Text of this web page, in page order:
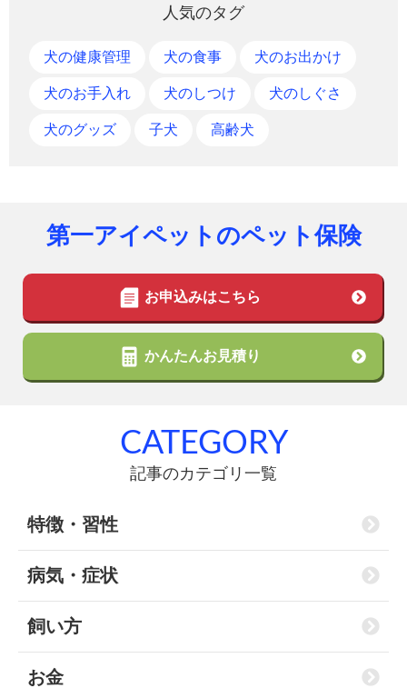
人気のタグ
犬の健康管理 犬の食事 犬のお出かけ
犬のお手入れ 犬のしつけ 犬のしぐさ
犬のグッズ 子犬 高齢犬
第一アイペットのペット保険
お申込みはこちら
かんたんお見積り
CATEGORY
記事のカテゴリ一覧
特徴・習性
病気・症状
飼い方
お金